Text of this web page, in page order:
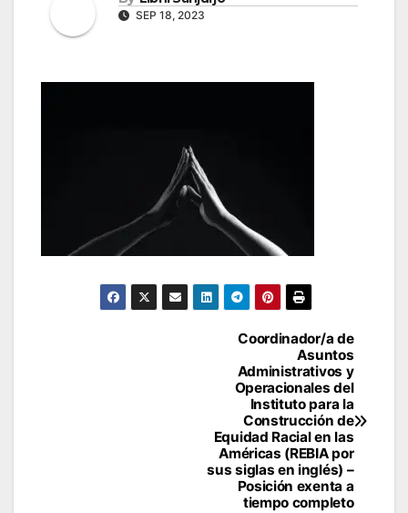
SEP 18, 2023
Coordinador/a de
Asuntos
Administrativos y
Operacionales del
Instituto para la
Construcción de
Equidad Racial en las
Américas (REBIA por
sus siglas en inglés) –
Posición exenta a
tiempo completo